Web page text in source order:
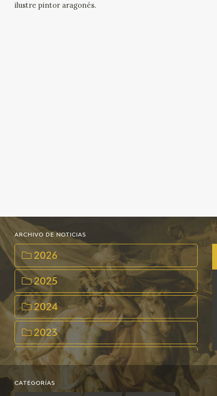
CEDEA
RECURSOS EDUCATIVOS
FICHAS ARASAAC
ilustre pintor aragonés.
ARCHIVO DE NOTICIAS
2026
2025
2024
2023
2022
2021
CATEGORÍAS